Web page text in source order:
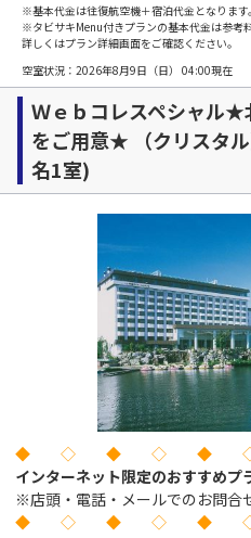
※基本代金は往復航空機＋宿泊代金となります。
※タビサキMenu付きプランの基本代金は参考
詳しくはプラン詳細画面をご確認ください。
空室状況： 2026年8月9日（日） 04:00現在
Ｗｅｂコレスペシャル★
をご用意★ （クリスタ
名1室)
◆ ◇ ◆ ◇ ◆
インターネット限定のおすすめプ
※店頭・電話・メールでのお問合
◆ ◇ ◆ ◇ ◆